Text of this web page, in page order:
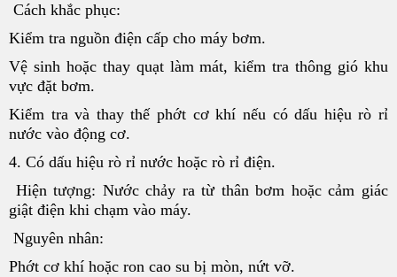
Cách khắc phục:
Kiểm tra nguồn điện cấp cho máy bơm.
Vệ sinh hoặc thay quạt làm mát, kiểm tra thông gió khu
vực đặt bơm.
Kiểm tra và thay thế phớt cơ khí nếu có dấu hiệu rò rỉ
nước vào động cơ.
4. Có dấu hiệu rò rỉ nước hoặc rò rỉ điện.
Hiện tượng: Nước chảy ra từ thân bơm hoặc cảm giác
giật điện khi chạm vào máy.
Nguyên nhân:
Phớt cơ khí hoặc ron cao su bị mòn, nứt vỡ.